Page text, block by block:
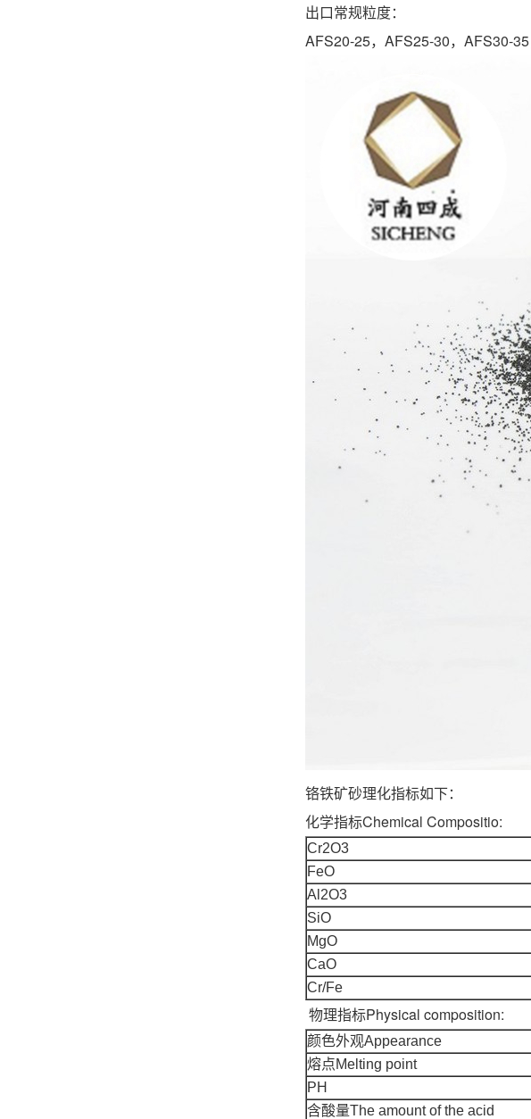
出口常规粒
AFS20-25，AFS25-30，AFS30-
铬铁矿砂理化指
化学指标Chemical Compositio:
Cr2O3
FeO
Al2O3
SiO
MgO
CaO
Cr/Fe
物理指标Physical composition:
颜色外观Appearance
熔点Melting point
PH
含酸量The amount of the acid